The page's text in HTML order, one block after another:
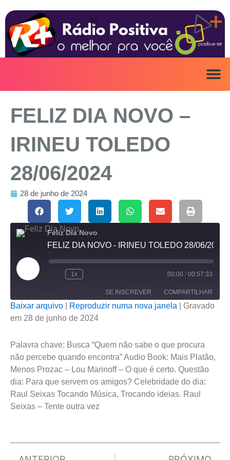
para
conteúdo
FELIZ DIA NOVO –
IRINEU TOLEDO
28/06/2024
28 de junho de 2024
Feliz Dia Novo
FELIZ DIA NOVO - IRINEU TOLEDO 28/06/2024
Reproduzir
episódio
1x 00:00 / 00:57:33
SE INSCREVER COMPARTILHAR
COMPARTILHAR
LINK
INCORPORAR
Baixar arquivo Reproduzir numa nova janela
Gravado
em 28 de junho de 2024
Palavra chave: Busca “Quem não sabe o que procura
não percebe quando encontra” Audio Book: Mais Platão,
Menos Prozac – Lou Marinoff – O que é certo. Questão
dia: Para que servem os amigos? Celebridade do dia:
Raul Seixas Tocando Música, Trocando ideias. Raul
Seixas – Tente outra vez